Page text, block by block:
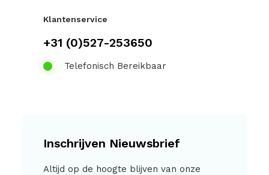
Klantenservice
+31 (0)527-253650
Telefonisch Bereikbaar
Inschrijven Nieuwsbrief
Altijd op de hoogte blijven van onze